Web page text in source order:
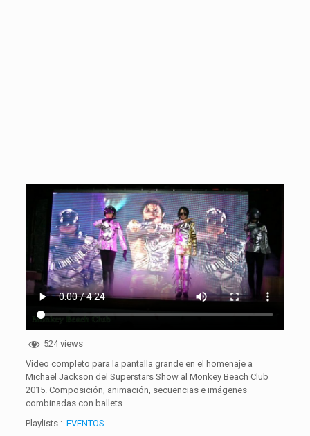
524 views
Video completo para la pantalla grande en el homenaje a
Michael Jackson del Superstars Show al Monkey Beach Club
2015. Composición, animación, secuencias e imágenes
combinadas con ballets.
Playlists : EVENTOS